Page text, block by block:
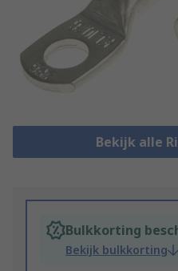
Bekijk alle
Bulkkorting
Bekijk bulkkorting